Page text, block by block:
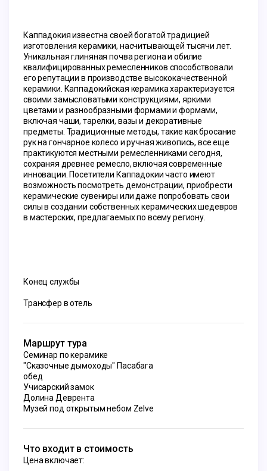
Каппадокия известна своей богатой традицией
изготовления керамики, насчитывающей тысячи лет.
Уникальная глиняная почва региона и обилие
квалифицированных ремесленников способствовали
его репутации в производстве высококачественной
керамики. Каппадокийская керамика характеризуется
своими замысловатыми конструкциями, яркими
цветами и разнообразными формами и формами,
включая чаши, тарелки, вазы и декоративные
предметы. Традиционные методы, такие как бросание
рук на гончарное колесо и ручная живопись, все еще
практикуются местными ремесленниками сегодня,
сохраняя древнее ремесло, включая современные
инновации. Посетители Каппадокии часто имеют
возможность посмотреть демонстрации, приобрести
керамические сувениры или даже попробовать свои
силы в создании собственных керамических шедевров
в мастерских, предлагаемых по всему региону.
Конец службы
Трансфер в отель
Маршрут тура
Семинар по керамике
"Сказочные дымоходы" Пасабага
обед
Учисарский замок
Долина Деврента
Музей под открытым небом Zelve
Что входит в стоимость
Цена включает: